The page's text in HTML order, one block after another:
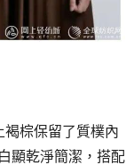
棕保留了質樸內
顯乾淨簡潔，搭配